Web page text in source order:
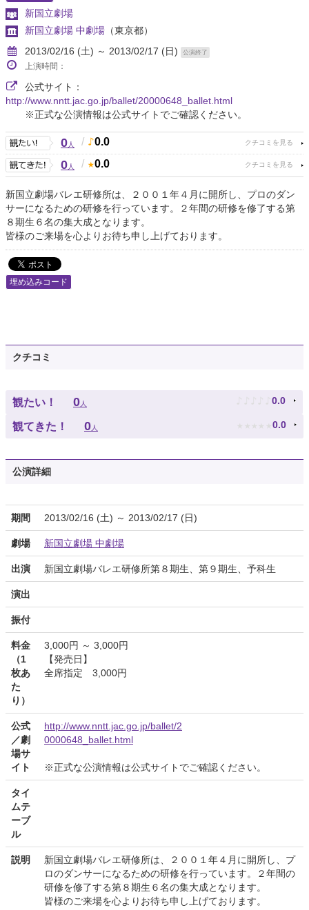
新国立劇場
新国立劇場 中劇場 （東京都）
2013/02/16 (土) ～ 2013/02/17 (日)
公演終了
上演時間：
公式サイト：
http://www.nntt.jac.go.jp/ballet/20000648_ballet.html
※正式な公演情報は公式サイトでご確認ください。
0人 / 0.0
0人 / 0.0
新国立劇場バレエ研修所は、２００１年４月に開所し、プロのダン
サーになるための研修を行っています。２年間の研修を修了する第
８期生６名の集大成となります。
皆様のご来場を心よりお待ち申し上げております。
埋め込みコード
クチコミ
観たい！ 0人 ♪ ♪ ♪ ♪ ♪ 0.0
観てきた！ 0人 ★ ★ ★ ★ ★ 0.0
公演詳細
期間 2013/02/16 (土) ～ 2013/02/17 (日)
劇場 新国立劇場 中劇場
出演 新国立劇場バレエ研修所第８期生、第９期生、予科生
演出
振付
料金
（1
枚あ
た
り）
3,000円 ～ 3,000円
【発売日】
全席指定 3,000円
公式
／劇
場サ
イト
http://www.nntt.jac.go.jp/ballet/2
0000648_ballet.html
※正式な公演情報は公式サイトでご確認ください。
タイ
ムテ
ーブ
ル
説明
新国立劇場バレエ研修所は、２００１年４月に開所し、プ
ロのダンサーになるための研修を行っています。２年間の
研修を修了する第８期生６名の集大成となります。
皆様のご来場を心よりお待ち申し上げております。